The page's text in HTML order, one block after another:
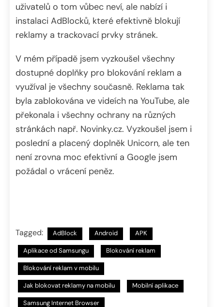
uživatelů o tom vůbec neví, ale nabízí i
instalaci AdBlocků, které efektivně blokují
reklamy a trackovací prvky stránek.
V mém případě jsem vyzkoušel všechny
dostupné doplňky pro blokování reklam a
využíval je všechny současně. Reklama tak
byla zablokována ve videích na YouTube, ale
překonala i všechny ochrany na různých
stránkách např. Novinky.cz. Vyzkoušel jsem i
poslední a placený doplněk Unicorn, ale ten
není zrovna moc efektivní a Google jsem
požádal o vrácení peněz.
Tagged: AdBlock Android APK
Aplikace od Samsungu Blokování reklam
Blokování reklam v mobilu
Jak blokovat reklamy na mobilu Mobilní aplikace
Samsung Internet Browser